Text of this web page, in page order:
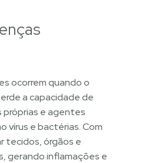
ocorrem quando o
a capacidade de
próprias e agentes
vírus e bactérias. Com
tecidos, órgãos e
gerando inflamações e